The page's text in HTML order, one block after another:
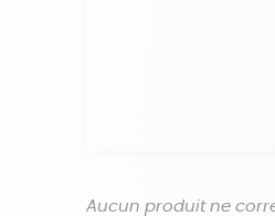
Aucun produit ne